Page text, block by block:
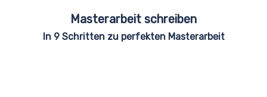
Masterarbeit schreiben
In 9 Schritten zu perfekten Masterarbeit